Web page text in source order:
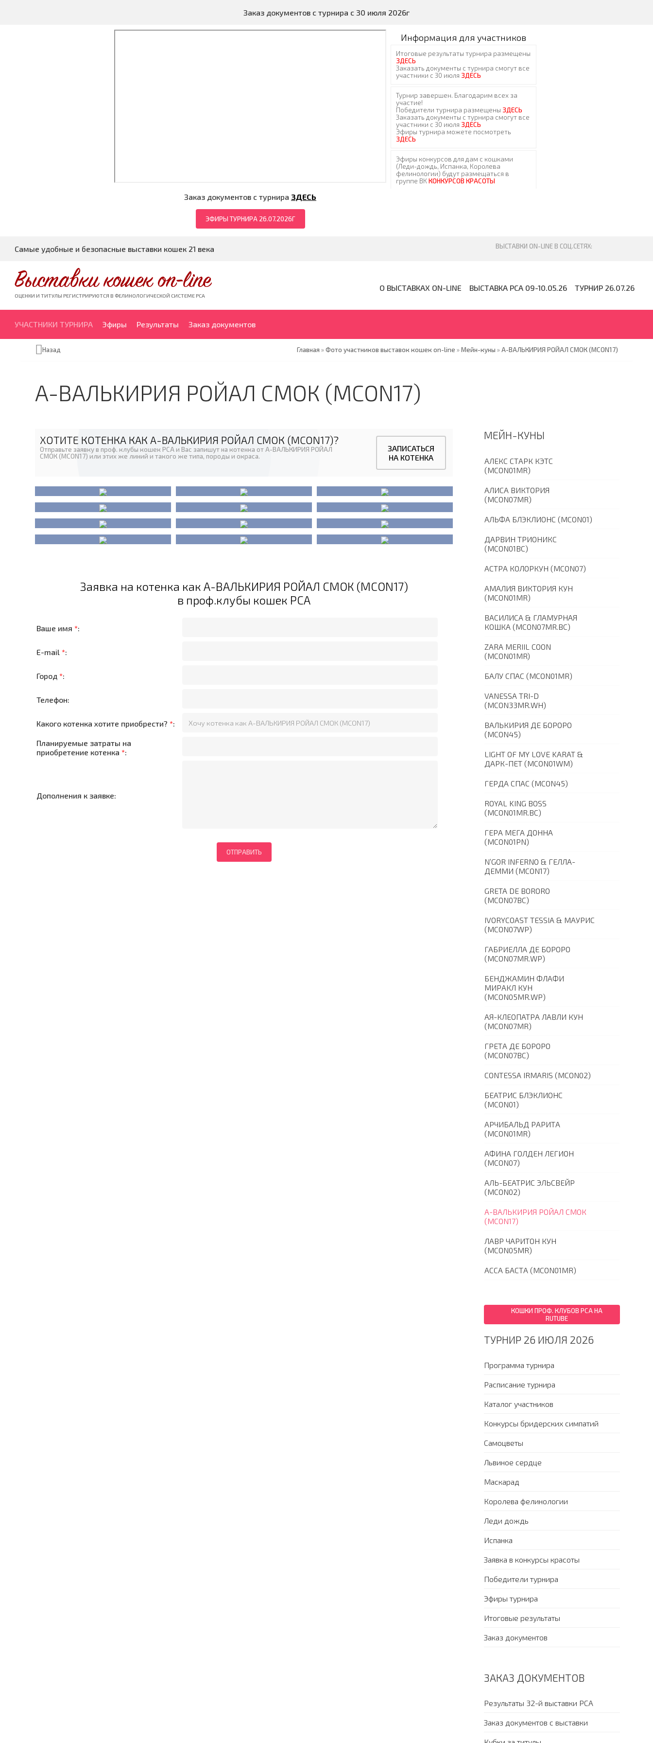
Заказ документов с турнира с 30 июля 2026г
Заказ документов с турнира ЗДЕСЬ
ЭФИРЫ ТУРНИРА 26.07.2026Г
Информация для участников
Самые удобные и безопасные выставки кошек 21 века
Выставки кошек on-line
ОЦЕНКИ И ТИТУЛЫ РЕГИСТРИРУЮТСЯ В ФЕЛИНОЛОГИЧЕСКОЙ СИСТЕМЕ PCA
О ВЫСТАВКАХ ON-LINE ВЫСТАВКА PCA 09-10.05.26 ТУРНИР 26.07.26
УЧАСТНИКИ ТУРНИРА Эфиры Результаты Заказ документов
Назад Главная »Фото участников выставок кошек on-line »Мейн-куны »А-ВАЛЬКИРИЯ РОЙАЛ СМОК (MCON17)
А-ВАЛЬКИРИЯ РОЙАЛ СМОК (MCON17)
ХОТИТЕ КОТЕНКА КАК А-ВАЛЬКИРИЯ РОЙАЛ СМОК (MCON17)?
Отправьте заявку в проф. клубы кошек PCA и Вас запишут на котенка от А-ВАЛЬКИРИЯ РОЙАЛ
СМОК (MCON17) или этих же линий и такого же типа, породы и окраса.
ЗАПИСАТЬСЯ
НА КОТЕНКА
Заявка на котенка как А-ВАЛЬКИРИЯ РОЙАЛ СМОК (MCON17)
в проф.клубы кошек PCA
Ваше имя *:
E-mail *:
Город *:
Телефон:
Какого котенка хотите приобрести? *:
Планируемые затраты на
приобретение котенка *:
Дополнения к заявке:
МЕЙН-КУНЫ
АЛЕКС СТАРК КЭТС
(MCON01MR)
АЛИСА ВИКТОРИЯ
(MCON07MR)
АЛЬФА БЛЭКЛИОНС (MCON01)
ДАРВИН ТРИОНИКС
(MCON01BC)
АСТРА КОЛОРКУН (MCON07)
АМАЛИЯ ВИКТОРИЯ КУН
(MCON01MR)
ВАСИЛИСА & ГЛАМУРНАЯ
КОШКА (MCON07MR.BC)
ZARA MERIIL COON
(MCON01MR)
БАЛУ СПАС (MCON01MR)
VANESSA TRI-D
(MCON33MR.WH)
ВАЛЬКИРИЯ ДЕ БОРОРО
(MCON45)
LIGHT OF MY LOVE KARAT &
ДАРК-ПЕТ (MCON01WM)
ГЕРДА СПАС (MCON45)
ROYAL KING BOSS
(MCON01MR.BC)
ГЕРА МЕГА ДОННА
(MCON01PN)
N’GOR INFERNO & ГЕЛЛА-
ДЕММИ (MCON17)
GRETA DE BORORO
(MCON07BC)
IVORYCOAST TESSIA & МАУРИС
(MCON07WP)
ГАБРИЕЛЛА ДЕ БОРОРО
(MCON07MR.WP)
БЕНДЖАМИН ФЛАФИ
МИРАКЛ КУН
(MCON05MR.WP)
АЯ-КЛЕОПАТРА ЛАВЛИ КУН
(MCON07MR)
ГРЕТА ДЕ БОРОРО
(MCON07BC)
CONTESSA IRMARIS (MCON02)
БЕАТРИС БЛЭКЛИОНС
(MCON01)
АРЧИБАЛЬД РАРИТА
(MCON01MR)
АФИНА ГОЛДЕН ЛЕГИОН
(MCON07)
АЛЬ-БЕАТРИС ЭЛЬСВЕЙР
(MCON02)
А-ВАЛЬКИРИЯ РОЙАЛ СМОК
(MCON17)
ЛАВР ЧАРИТОН КУН
(MCON05MR)
АССА БАСТА (MCON01MR)
КОШКИ ПРОФ. КЛУБОВ PCA НА
RUTUBE
ТУРНИР 26 ИЮЛЯ 2026
Программа турнира
Расписание турнира
Каталог участников
Конкурсы бридерских симпатий
Самоцветы
Львиное сердце
Маскарад
Королева фелинологии
Леди дождь
Испанка
Заявка в конкурсы красоты
Победители турнира
Эфиры турнира
Итоговые результаты
Заказ документов
ЗАКАЗ ДОКУМЕНТОВ
Результаты 32-й выставки PCA
Заказ документов с выставки